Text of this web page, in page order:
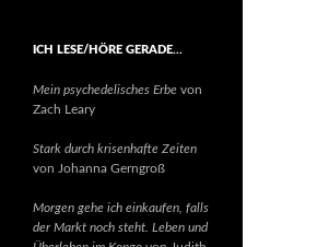
ICH LESE/HÖRE GERADE…
Mein psychedelisches Erbe von
Zach Leary
Stark durch krisenhafte Zeiten
von Johanna Gerngroß
Morgen gehe ich einkaufen, falls
der Markt noch steht. Leben und